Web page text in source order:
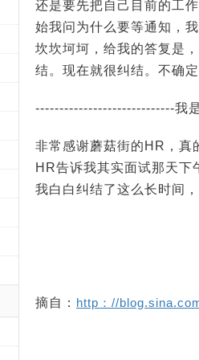
还是要先把自己目前的工
始我问为什么要等通知，
坎坎坷坷，给我的答复是
结。现在就很纠结。不确
-----------------------------我
非常感谢蘑菇街的HR，真
HR告诉我其实面试那天下
我白白纠结了这么长时间
摘自： http：//